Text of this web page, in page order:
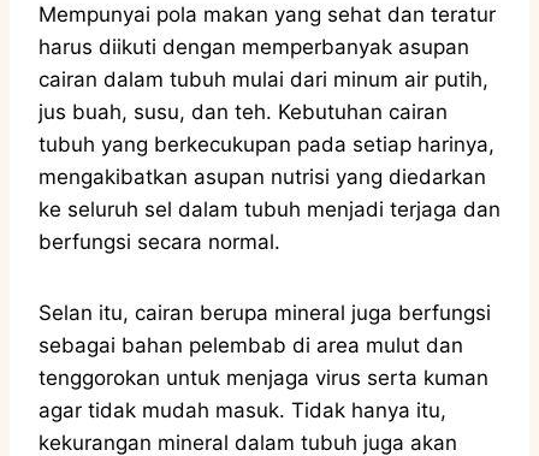
Mempunyai pola makan yang sehat dan teratur
harus diikuti dengan memperbanyak asupan
cairan dalam tubuh mulai dari minum air putih,
jus buah, susu, dan teh. Kebutuhan cairan
tubuh yang berkecukupan pada setiap harinya,
mengakibatkan asupan nutrisi yang diedarkan
ke seluruh sel dalam tubuh menjadi terjaga dan
berfungsi secara normal.
Selan itu, cairan berupa mineral juga berfungsi
sebagai bahan pelembab di area mulut dan
tenggorokan untuk menjaga virus serta kuman
agar tidak mudah masuk. Tidak hanya itu,
kekurangan mineral dalam tubuh juga akan